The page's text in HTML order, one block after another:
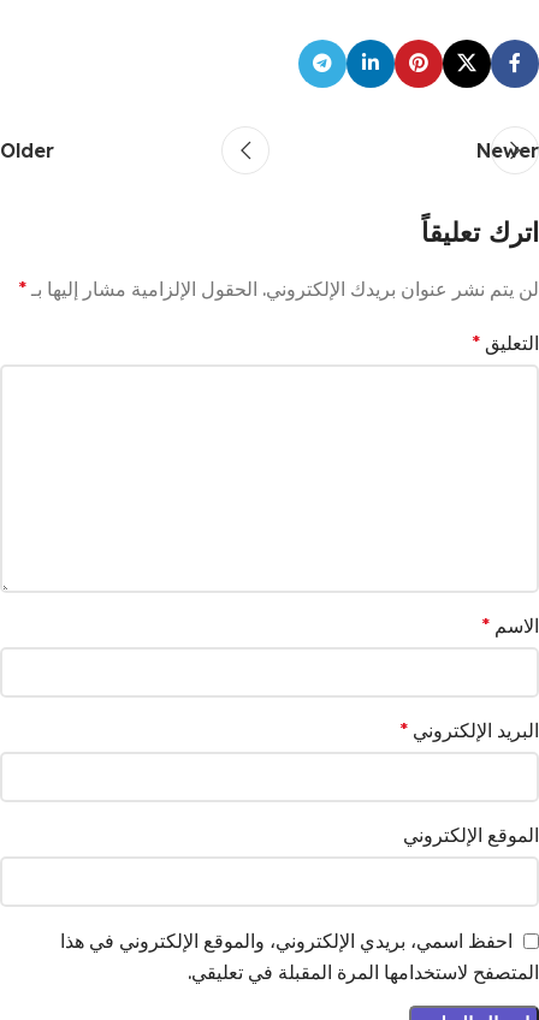
Newer
Older
اترك تعليقاً
لن يتم نشر عنوان بريدك الإلكتروني. الحقول الإلزامية مشار إليها بـ *
التعليق *
الاسم *
البريد الإلكتروني *
الموقع الإلكتروني
احفظ اسمي، بريدي الإلكتروني، والموقع الإلكتروني في هذا
المتصفح لاستخدامها المرة المقبلة في تعليقي.